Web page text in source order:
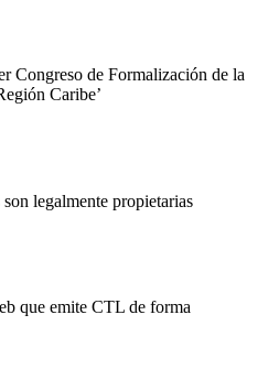
Congreso de Formalización de la
Caribe’
legalmente propietarias
que emite CTL de forma